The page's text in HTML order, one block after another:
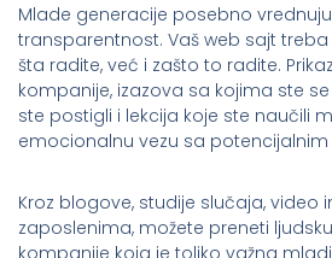
Mlade generacije posebno
transparentnost. Vaš web sajt
šta radite, već i zašto to radite.
kompanije, izazova sa kojima ste
ste postigli i lekcija koje ste naučili
emocionalnu vezu sa
Kroz blogove, studije slučaja, video
zaposlenima, možete preneti
kompanije koja je toliko važna